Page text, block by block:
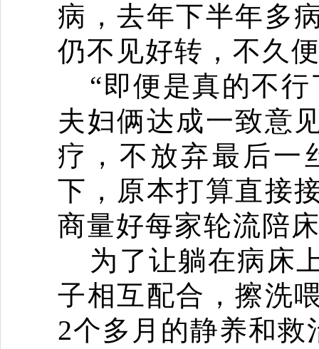
病，去年下半年多
仍不见好转，不久
“即便是真的不
夫妇俩达成一致意
疗，不放弃最后一
下，原本打算直接
商量好每家轮流陪
为了让躺在病床
子相互配合，擦洗
2个多月的静养和救